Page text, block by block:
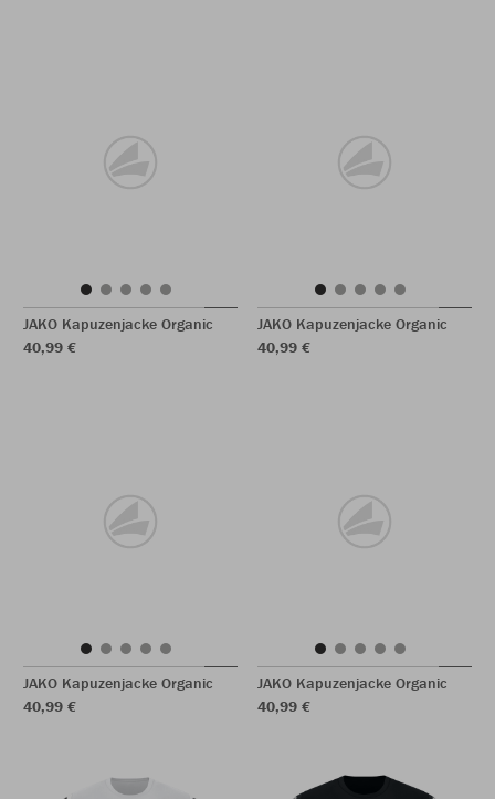
JAKO Kapuzenjacke Organic
40,99 €
JAKO Kapuzenjacke Organic
40,99 €
JAKO Kapuzenjacke Organic
40,99 €
JAKO Kapuzenjacke Organic
40,99 €